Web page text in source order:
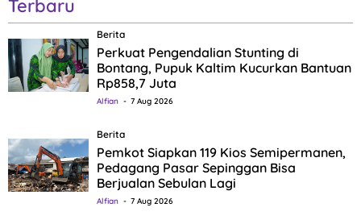
Terbaru
Berita
Perkuat Pengendalian Stunting di
Bontang, Pupuk Kaltim Kucurkan Bantuan
Rp858,7 Juta
Alfian 7 Aug 2026
Berita
Pemkot Siapkan 119 Kios Semipermanen,
Pedagang Pasar Sepinggan Bisa
Berjualan Sebulan Lagi
Alfian 7 Aug 2026